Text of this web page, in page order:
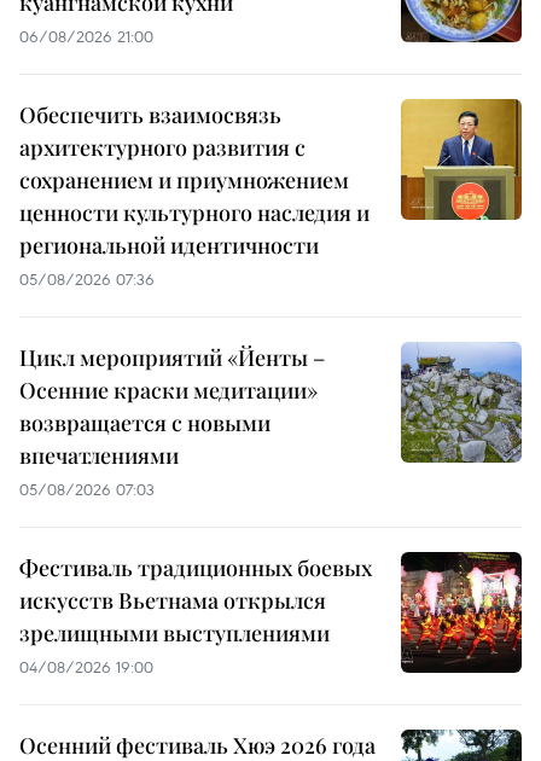
06/08/2026 21:00
Обеспечить взаимосвязь
архитектурного развития с
сохранением и приумножением
ценности культурного наследия и
региональной идентичности
05/08/2026 07:36
Цикл мероприятий «Йенты –
Осенние краски медитации»
возвращается с новыми
впечатлениями
05/08/2026 07:03
Фестиваль традиционных боевых
искусств Вьетнама открылся
зрелищными выступлениями
04/08/2026 19:00
Осенний фестиваль Хюэ 2026 года